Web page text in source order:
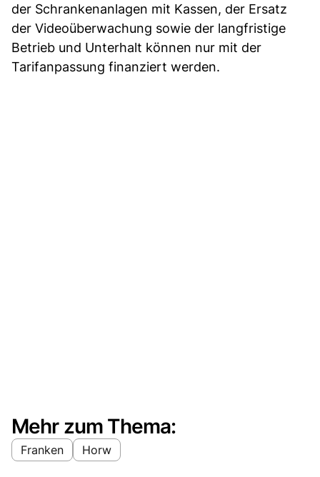
der Schrankenanlagen mit Kassen, der Ersatz
der Videoüberwachung sowie der langfristige
Betrieb und Unterhalt können nur mit der
Tarifanpassung finanziert werden.
Mehr zum Thema:
Franken Horw